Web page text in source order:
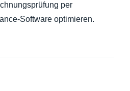
per
Software optimieren.